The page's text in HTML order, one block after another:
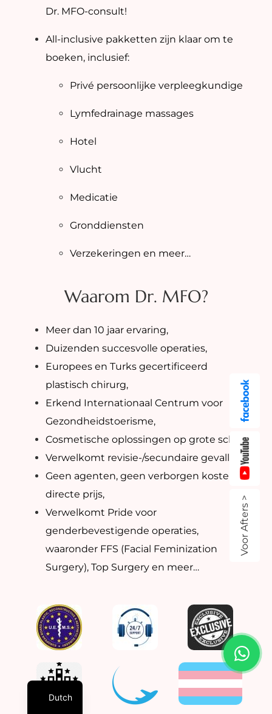
Dr. MFO-consult!
All-inclusive pakketten zijn klaar om te
boeken, inclusief:
Privé persoonlijke verpleegkundige
Lymfedrainage massages
Hotel
Vlucht
Medicatie
Gronddiensten
Verzekeringen en meer…
Waarom Dr. MFO?
Meer dan 10 jaar ervaring,
Duizenden succesvolle operaties,
Europees en Turks gecertificeerd
plastisch chirurg,
Erkend Internationaal Centrum voor
Gezondheidstoerisme,
Cosmetische oplossingen op grote schaal,
Verwelkomt revisie-/secundaire gevallen,
Geen agenten, geen verborgen kosten -
directe prijs,
Verwelkomt Pride voor
genderbevestigende operaties,
waaronder FFS (Facial Feminization
Surgery), Top Surgery en meer…
Voor Afters >
Dutch